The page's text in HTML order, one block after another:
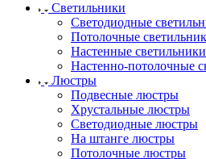
Светильники
Светодиодные
Потолочные
Настенные светильники
Настенно-потолочные
Люстры
Подвесные люстры
Хрустальные люстры
Светодиодные люстры
На штанге люстры
Потолочные люстры